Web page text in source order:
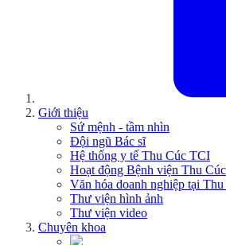
Giới thiệu
Sứ mệnh - tầm nhìn
Đội ngũ Bác sĩ
Hệ thống y tế Thu Cúc TCI
Hoạt động Bệnh viện Thu Cúc
Văn hóa doanh nghiệp tại
Thư viện hình ảnh
Thư viện video
Chuyên khoa